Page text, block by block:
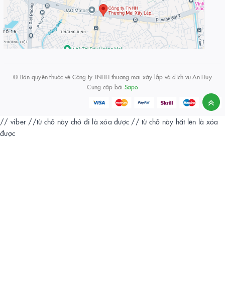
© Bản quyền thuộc về Công ty TNHH thương mại xây lắp và dịch vụ An Huy
Cung cấp bởi Sapo
// viber //từ chỗ này chở đi là xóa được // từ chỗ này hất lên là xóa
được